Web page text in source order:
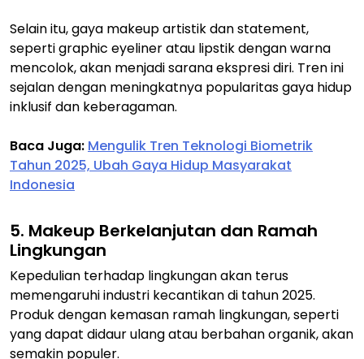
Selain itu, gaya makeup artistik dan statement,
seperti graphic eyeliner atau lipstik dengan warna
mencolok, akan menjadi sarana ekspresi diri. Tren ini
sejalan dengan meningkatnya popularitas gaya hidup
inklusif dan keberagaman.
Baca Juga: Mengulik Tren Teknologi Biometrik
Tahun 2025, Ubah Gaya Hidup Masyarakat
Indonesia
5. Makeup Berkelanjutan dan Ramah
Lingkungan
Kepedulian terhadap lingkungan akan terus
memengaruhi industri kecantikan di tahun 2025.
Produk dengan kemasan ramah lingkungan, seperti
yang dapat didaur ulang atau berbahan organik, akan
semakin populer.